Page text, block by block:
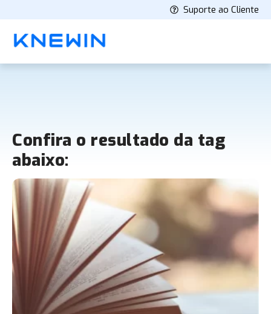
Suporte ao Cliente
Confira o resultado da tag
abaixo: